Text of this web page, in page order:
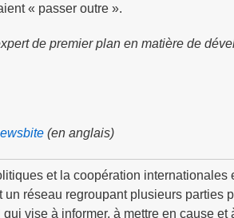
« passer outre ».
de premier plan en matière de
(en anglais)
et la coopération internationales
un réseau regroupant plusieurs parties
vise à informer, à mettre en cause et